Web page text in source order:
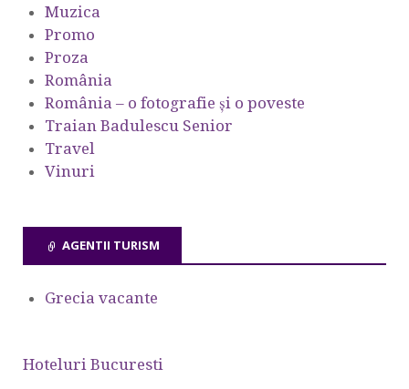
Muzica
Promo
Proza
România
România – o fotografie şi o poveste
Traian Badulescu Senior
Travel
Vinuri
AGENTII TURISM
Grecia vacante
Hoteluri Bucuresti